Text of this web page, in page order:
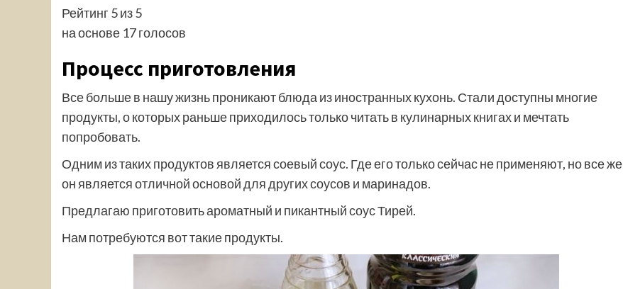
Рейтинг 5 из 5
на основе 17 голосов
Процесс приготовления
Все больше в нашу жизнь проникают блюда из иностранных кухонь. Стали доступны многие
продукты, о которых раньше приходилось только читать в кулинарных книгах и мечтать
попробовать.
Одним из таких продуктов является соевый соус. Где его только сейчас не применяют, но все же
он является отличной основой для других соусов и маринадов.
Предлагаю приготовить ароматный и пикантный соус Тирей.
Нам потребуются вот такие продукты.